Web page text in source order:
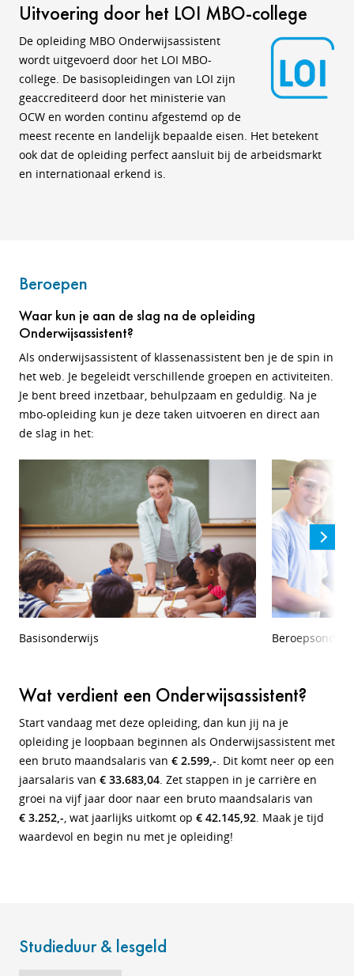
Uitvoering door het LOI MBO-college
De opleiding MBO Onderwijsassistent
wordt uitgevoerd door het LOI MBO-
college. De basisopleidingen van LOI zijn
geaccrediteerd door het ministerie van
OCW en worden continu afgestemd op de
meest recente en landelijk bepaalde eisen. Het betekent
ook dat de opleiding perfect aansluit bij de arbeidsmarkt
en internationaal erkend is.
Beroepen
Waar kun je aan de slag na de opleiding
Onderwijsassistent?
Als onderwijsassistent of klassenassistent ben je de spin in
het web. Je begeleidt verschillende groepen en activiteiten.
Je bent breed inzetbaar, behulpzaam en geduldig. Na je
mbo-opleiding kun je deze taken uitvoeren en direct aan
de slag in het:
Basisonderwijs
Wat verdient een Onderwijsassistent?
Start vandaag met deze opleiding, dan kun jij na je
opleiding je loopbaan beginnen als Onderwijsassistent met
een bruto maandsalaris van € 2.599,-. Dit komt neer op een
jaarsalaris van € 33.683,04. Zet stappen in je carrière en
groei na vijf jaar door naar een bruto maandsalaris van
€ 3.252,-, wat jaarlijks uitkomt op € 42.145,92. Maak je tijd
waardevol en begin nu met je opleiding!
Studieduur & lesgeld